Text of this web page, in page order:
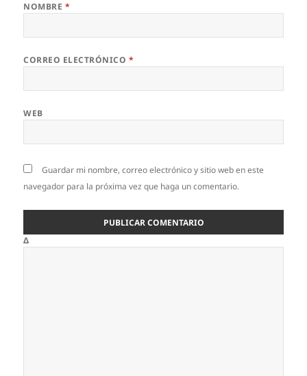
NOMBRE *
CORREO ELECTRÓNICO *
WEB
Guardar mi nombre, correo electrónico y sitio web en este
navegador para la próxima vez que haga un comentario.
Δ